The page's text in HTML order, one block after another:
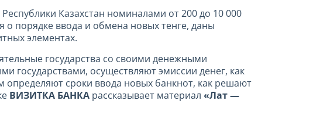
Казахстан номиналами от 200до 10 000
о порядке ввода и обмена новых тенге, даны
элементах.
государства со своими денежными
государствами, осуществляют эмиссии денег, как
сроки ввода новых банкнот, как решают
ВИЗИТКА БАНКА рассказывает материал «Лат —